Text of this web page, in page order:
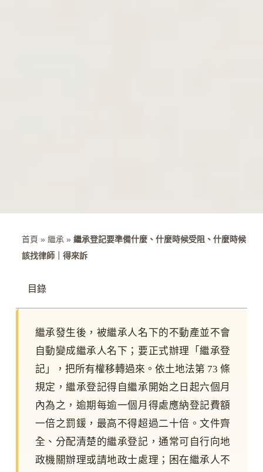
首頁 » 繼承 » 繼承登記要準備什麼、什麼時候受阻、什麼時候
該找律師｜得來訴
目錄
繼承發生後，被繼承人名下的不動產並不會
自動變成繼承人名下；要正式辦理「繼承登
記」，把所有權移轉過來。依土地法第 73 條
規定，繼承登記得自繼承開始之日起六個月
內為之，逾期每逾一個月得處應納登記費額
一倍之罰鍰，最高不得超過二十倍。文件齊
全、分配清楚的繼承登記，通常可自行向地
政機關辦理或請地政士處理；困在繼承人不